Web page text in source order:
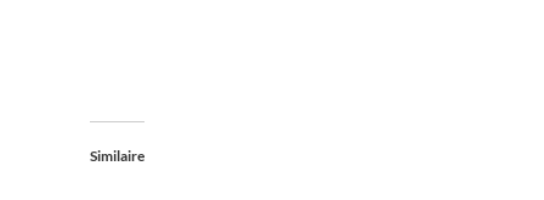
Similaire